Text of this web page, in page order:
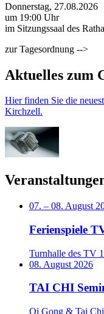
Donnerstag, 27.08.2026
um 19:00 Uhr
im Sitzungssaal des
zur Tagesordnung -->
Aktuelles zum
Hier finden Sie die
Kirchzell.
07. – 08. August
Ferienspiele
Turnhalle des TV
08. August 2026
TAI CHI
Qi Gong & Tai